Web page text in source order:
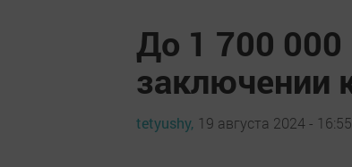
До 1 700 000
заключении
tetyushy, 19 августа 2024 - 16:55